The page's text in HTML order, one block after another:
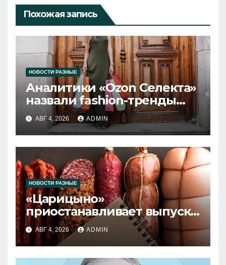
Похожая запись
НОВОСТИ РАЗНЫЕ
Аналитики «Ozon Селекта»
назвали fashion-тренды
2026 года
АВГ 4, 2026 ADMIN
НОВОСТИ РАЗНЫЕ
«Царицыно»
приостанавливает выпуск
продукции
АВГ 4, 2026 ADMIN